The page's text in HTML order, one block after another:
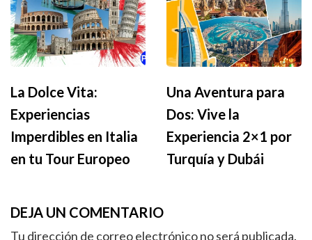
La Dolce Vita:
Experiencias
Imperdibles en Italia
en tu Tour Europeo
Una Aventura para
Dos: Vive la
Experiencia 2×1 por
Turquía y Dubái
DEJA UN COMENTARIO
Tu dirección de correo electrónico no será publicada.